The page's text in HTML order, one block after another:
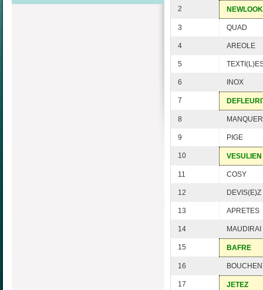
2 NEWLOOK
3 QUAD
4 AREOLE
5
6 INOX
7
8 MANQUER
9 PIGE
10 VESULIEN
11 COSY
12 DEVIS(E)Z
13 APRETES
14 MAUDIRAI
15 BAFRE
16
17 JETEZ